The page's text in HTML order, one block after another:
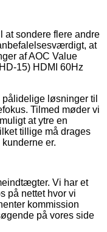
at sondere flere andre
at
af AOC Value
15) HDMI 60Hz
løsninger til
Tilmed møder vi
at ytre en
tillige må drages
er.
Vi har et
på nettet hvor vi
kommission
på vores side